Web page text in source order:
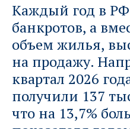
Каждый год в РФ
банкротов, а
объем жилья,
на продажу.
квартал 2026
получили 137
что на 13,7%